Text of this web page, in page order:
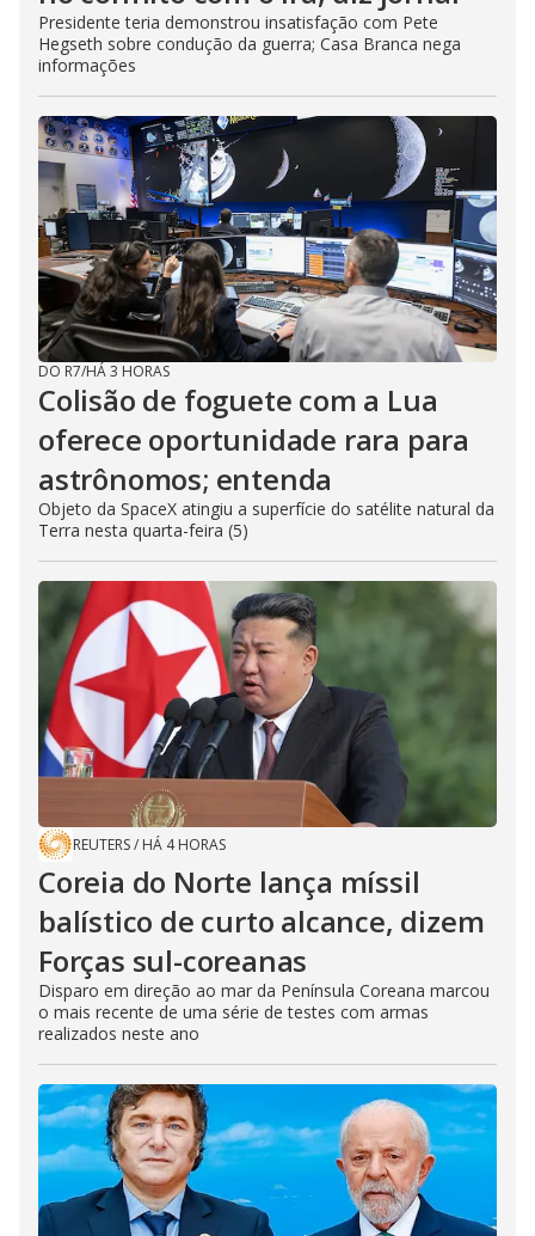
Presidente teria demonstrou insatisfação com Pete
Hegseth sobre condução da guerra; Casa Branca nega
informações
DO R7/HÁ 3 HORAS
Colisão de foguete com a Lua
oferece oportunidade rara para
astrônomos; entenda
Objeto da SpaceX atingiu a superfície do satélite natural da
Terra nesta quarta-feira (5)
REUTERS/ HÁ 4 HORAS
Coreia do Norte lança míssil
balístico de curto alcance, dizem
Forças sul-coreanas
Disparo em direção ao mar da Península Coreana marcou
o mais recente de uma série de testes com armas
realizados neste ano